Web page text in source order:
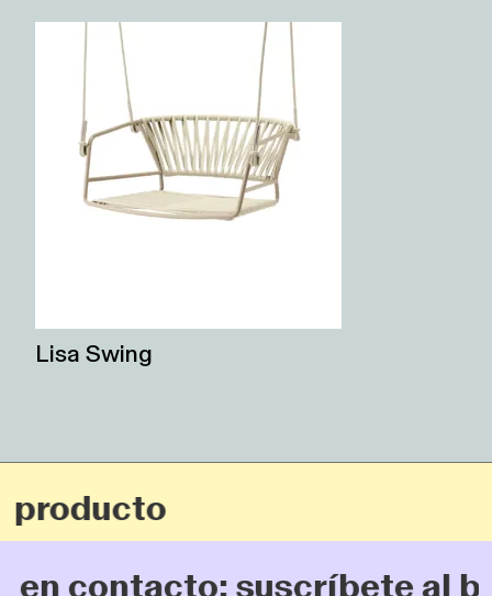
Lisa Swing
producto
en contacto: suscríbete al